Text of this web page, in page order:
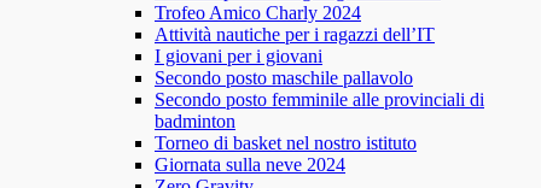
Trofeo Amico Charly 2024
Attività nautiche per i ragazzi dell’IT
I giovani per i giovani
Secondo posto maschile pallavolo
Secondo posto femminile alle provinciali di
badminton
Torneo di basket nel nostro istituto
Giornata sulla neve 2024